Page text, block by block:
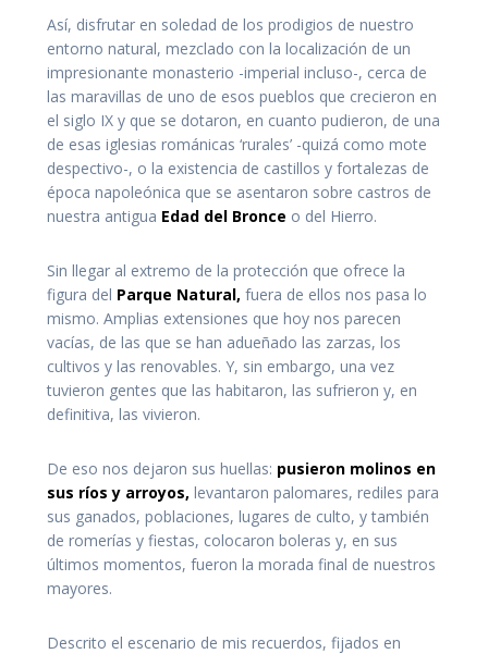
Así, disfrutar en soledad de los prodigios de nuestro
entorno natural, mezclado con la localización de un
impresionante monasterio -imperial incluso-, cerca de
las maravillas de uno de esos pueblos que crecieron en
el siglo IX y que se dotaron, en cuanto pudieron, de una
de esas iglesias románicas ‘rurales’ -quizá como mote
despectivo-, o la existencia de castillos y fortalezas de
época napoleónica que se asentaron sobre castros de
nuestra antigua Edad del Bronce o del Hierro.
Sin llegar al extremo de la protección que ofrece la
figura del Parque Natural, fuera de ellos nos pasa lo
mismo. Amplias extensiones que hoy nos parecen
vacías, de las que se han adueñado las zarzas, los
cultivos y las renovables. Y, sin embargo, una vez
tuvieron gentes que las habitaron, las sufrieron y, en
definitiva, las vivieron.
De eso nos dejaron sus huellas: pusieron molinos en
sus ríos y arroyos, levantaron palomares, rediles para
sus ganados, poblaciones, lugares de culto, y también
de romerías y fiestas, colocaron boleras y, en sus
últimos momentos, fueron la morada final de nuestros
mayores.
Descrito el escenario de mis recuerdos, fijados en